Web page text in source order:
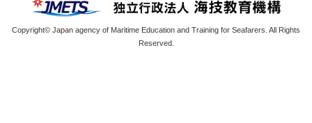
Copyright© Japan agency of Maritime Education and Training for Seafarers. All Rights
Reserved.